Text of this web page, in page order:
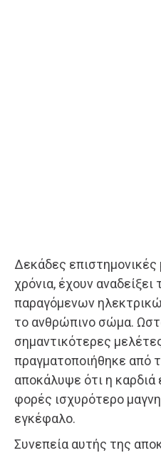
Δεκάδες
χρόνια, έχουν
παραγόμενων
το ανθρώπινο σώμα.
σημαντικότερες
πραγματοποιήθηκε από
αποκάλυψε ότι η καρδιά
φορές ισχυρότερο
εγκέφαλο.
Συνεπεία αυτής της